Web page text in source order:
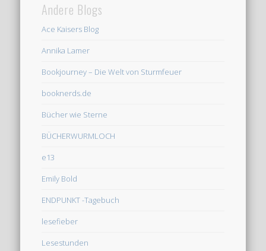
Andere Blogs
Ace Kaisers Blog
Annika Lamer
Bookjourney – Die Welt von Sturmfeuer
booknerds.de
Bücher wie Sterne
BÜCHERWURMLOCH
e13
Emily Bold
ENDPUNKT -Tagebuch
lesefieber
Lesestunden